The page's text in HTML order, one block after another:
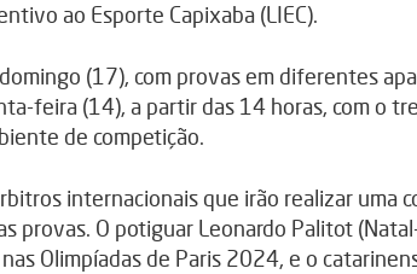
ao Esporte Capixaba (LIEC).
(17), com provas em diferentes
feira (14), a partir das 14 horas, com o
de competição.
internacionais que irão realizar uma
provas. O potiguar Leonardo Palitot
Olimpíadas de Paris 2024, e o